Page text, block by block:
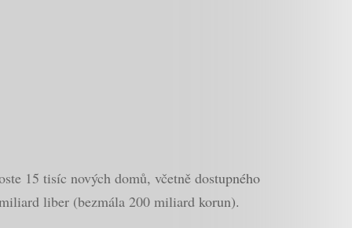
15 tisíc nových domů, včetně dostupného
liber (bezmála 200 miliard korun).